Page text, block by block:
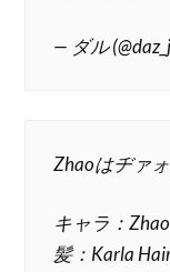
— ダル
Zhaoはヂァ
キャラ：Zhao
髪：Karla